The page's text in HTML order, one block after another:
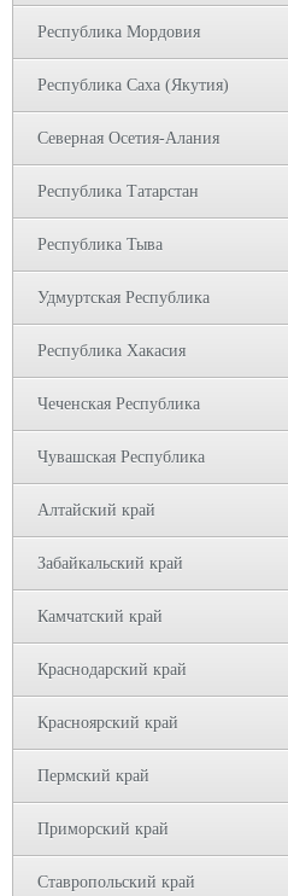
Республика Мордовия
Республика Саха (Якутия)
Северная Осетия-Алания
Республика Татарстан
Республика Тыва
Удмуртская Республика
Республика Хакасия
Чеченская Республика
Чувашская Республика
Алтайский край
Забайкальский край
Камчатский край
Краснодарский край
Красноярский край
Пермский край
Приморский край
Ставропольский край